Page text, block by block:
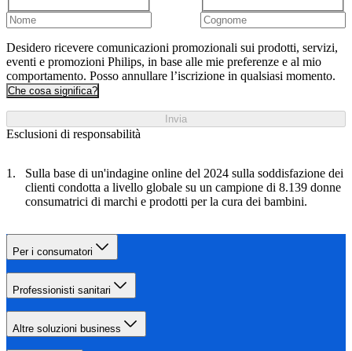
Desidero ricevere comunicazioni promozionali sui prodotti, servizi,
eventi e promozioni Philips, in base alle mie preferenze e al mio
comportamento. Posso annullare l’iscrizione in qualsiasi momento.
Che cosa significa?
Invia
Esclusioni di responsabilità
Sulla base di un'indagine online del 2024 sulla soddisfazione dei
clienti condotta a livello globale su un campione di 8.139 donne
consumatrici di marchi e prodotti per la cura dei bambini.
Per i consumatori
Professionisti sanitari
Altre soluzioni business